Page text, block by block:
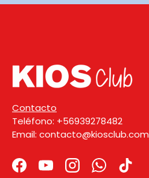
Contacto
Teléfono: +56939278482
Email: contacto@kiosclub.com
FacebookYouTubeInstagramWhatsApp
TikTok